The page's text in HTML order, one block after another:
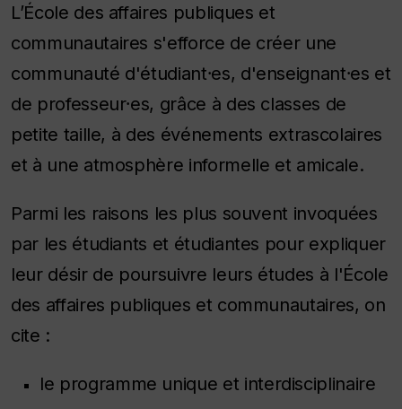
L’École des affaires publiques et
communautaires s'efforce de créer une
communauté d'étudiant⸱es, d'enseignant⸱es et
de professeur⸱es, grâce à des classes de
petite taille, à des événements extrascolaires
et à une atmosphère informelle et amicale.
Parmi les raisons les plus souvent invoquées
par les étudiants et étudiantes pour expliquer
leur désir de poursuivre leurs études à l'École
des affaires publiques et communautaires, on
cite :
le programme unique et interdisciplinaire